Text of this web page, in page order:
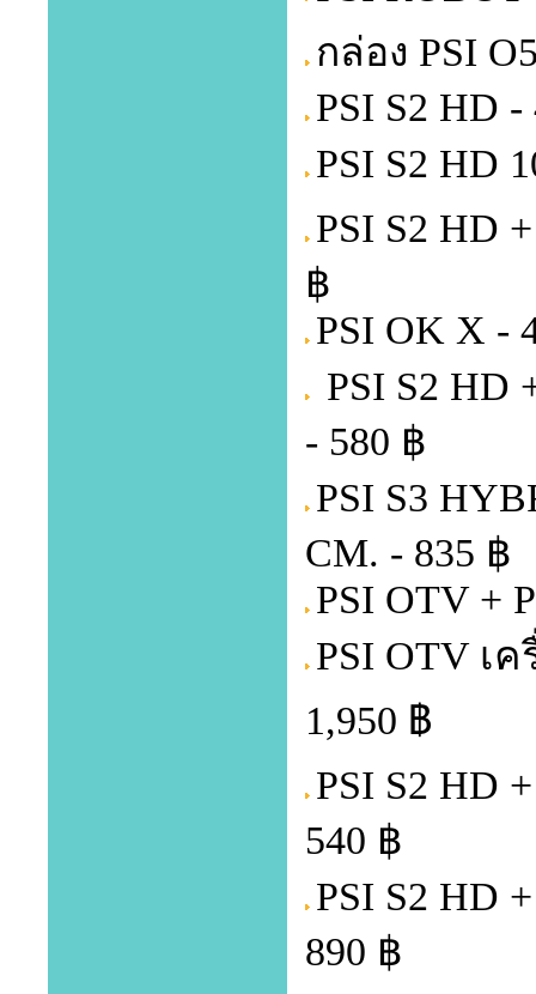
กล่อง PSI
PSI S2 HD -
PSI S2 HD
PSI S2 HD
฿
PSI OK X -
PSI S2 HD
- 580 ฿
PSI S3
CM. - 835 ฿
PSI OTV +
PSI OTV เ
1,950 ฿
PSI S2 HD
540 ฿
PSI S2 HD
890 ฿